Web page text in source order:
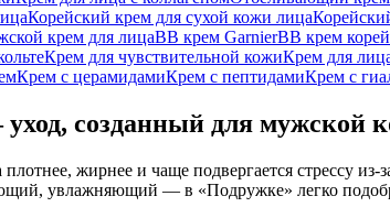
Корейский крем для сухой кожи лица
крем для лицаBB крем GarnierBB крем
Крем для чувствительной кожиКрем для
Крем с церамидамиКрем с пептидамиКрем с
созданный для мужской
жирнее и чаще подвергается стрессу
увлажняющий — в «Подружке» легко